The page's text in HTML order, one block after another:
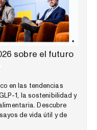
sobre el futuro
en las tendencias
1, la sostenibilidad y
Descubre
de vida útil y de